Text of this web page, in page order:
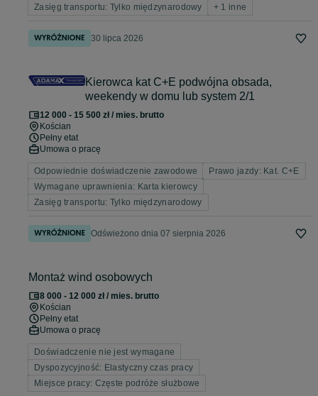
Zasięg transportu: Tylko międzynarodowy
+ 1 inne
30 lipca 2026
Kierowca kat C+E podwójna obsada,
weekendy w domu lub system 2/1
12 000 - 15 500 zł / mies. brutto
Kościan
Pełny etat
Umowa o pracę
Odpowiednie doświadczenie zawodowe
Prawo jazdy: Kat. C+E
Wymagane uprawnienia: Karta kierowcy
Zasięg transportu: Tylko międzynarodowy
Odświeżono dnia 07 sierpnia 2026
Montaż wind osobowych
8 000 - 12 000 zł / mies. brutto
Kościan
Pełny etat
Umowa o pracę
Doświadczenie nie jest wymagane
Dyspozycyjność: Elastyczny czas pracy
Miejsce pracy: Częste podróże służbowe